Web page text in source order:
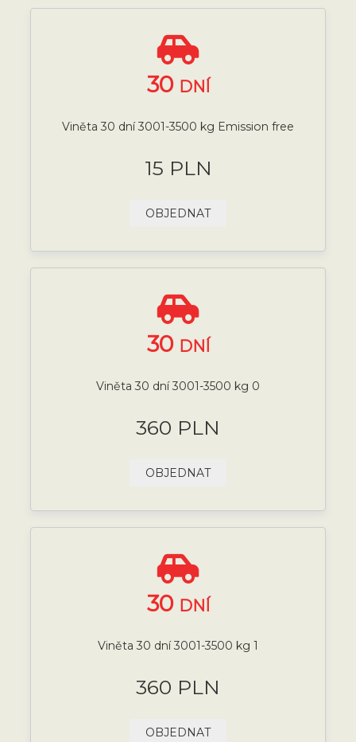
30 DNÍ
Viněta 30 dní 3001-3500 kg Emission free
15 PLN
OBJEDNAT
30 DNÍ
Viněta 30 dní 3001-3500 kg 0
360 PLN
OBJEDNAT
30 DNÍ
Viněta 30 dní 3001-3500 kg 1
360 PLN
OBJEDNAT